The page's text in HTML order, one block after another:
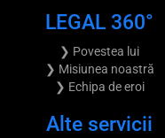
LEGAL 360°
❯ Povestea lui
❯ Misiunea noastră
❯ Echipa de eroi
Alte servicii